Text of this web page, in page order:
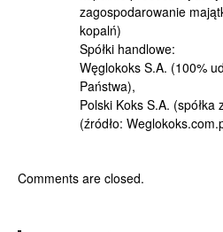
zagospodarowanie
kopalń)
Spółki handlowe:
Węglokoks S.A. (100%
Państwa),
Polski Koks S.A. (spółka
(źródło:
Comments are closed.